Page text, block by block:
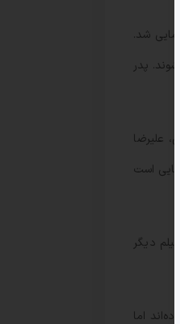
شد.
پدر
علیرضا
است
اصغر نعیمی در میانه دهه ۸۰ اولین فیلم خود را به نام «بی وفا» با حضور حمید گودرزی و الناز شاکردوست تولید کرد و بعد از این فیلم ۵ فیلم دیگر
اما